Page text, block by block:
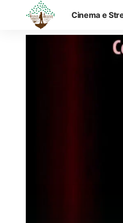
Cinema e